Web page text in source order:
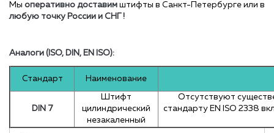
Мы оперативно доставим штифты в Санкт-Петербурге или в
любую точку России и СНГ !
Аналоги (ISO, DIN, EN ISO):
Стандарт Наименование
DIN 7
Штифт
цилиндрический
незакаленный
Отсутствуют
стандарту EN ISO 2338